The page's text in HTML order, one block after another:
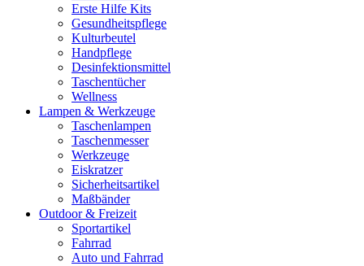
Erste Hilfe Kits
Gesundheitspflege
Kulturbeutel
Handpflege
Desinfektionsmittel
Taschentücher
Wellness
Lampen & Werkzeuge
Taschenlampen
Taschenmesser
Werkzeuge
Eiskratzer
Sicherheitsartikel
Maßbänder
Outdoor & Freizeit
Sportartikel
Fahrrad
Auto und Fahrrad